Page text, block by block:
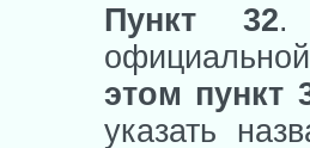
Пункт 32.
этом пункт
указать